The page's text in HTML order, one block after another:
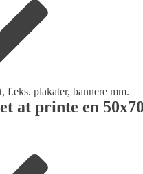
f.eks. plakater, bannere mm.
at printe en